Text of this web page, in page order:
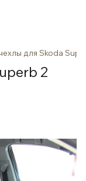
для Skoda
2